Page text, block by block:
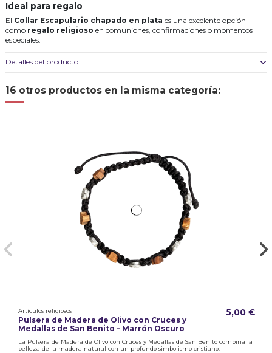
Ideal para regalo
El Collar Escapulario chapado en plata es una excelente opción
como regalo religioso en comuniones, confirmaciones o momentos
especiales.
Detalles del producto
16 otros productos en la misma categoría:
Artículos religiosos
Pulsera de Madera de Olivo con Cruces y
Medallas de San Benito – Marrón Oscuro
5,00 €
La Pulsera de Madera de Olivo con Cruces y Medallas de San Benito combina la
belleza de la madera natural con un profundo simbolismo cristiano.